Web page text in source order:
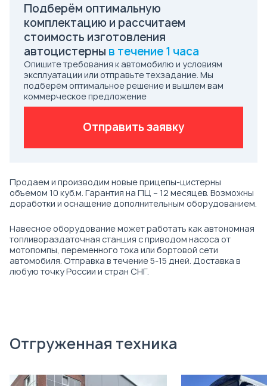
Подберём оптимальную
комплектацию и рассчитаем
стоимость изготовления
автоцистерны в течение 1 часа
Опишите требования к автомобилю и условиям
эксплуатации или отправьте техзадание. Мы
подберём оптимальное решение и вышлем вам
коммерческое предложение
Отправить заявку
Продаем и производим новые прицепы-цистерны
объемом 10 куб.м. Гарантия на ПЦ – 12 месяцев. Возможны
доработки и оснащение дополнительным оборудованием.
Навесное оборудование может работать как автономная
топливораздаточная станция с приводом насоса от
мотопомпы, переменного тока или бортовой сети
автомобиля. Отправка в течение 5-15 дней. Доставка в
любую точку России и стран СНГ.
Отгруженная техника